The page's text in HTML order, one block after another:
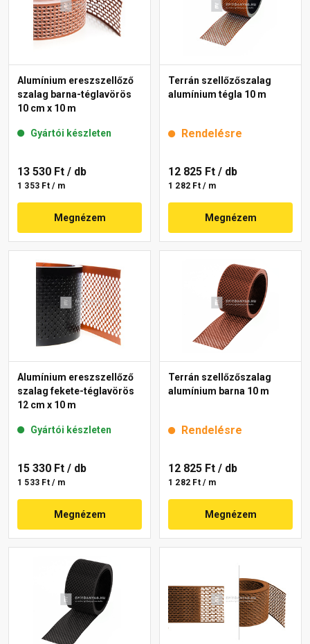
Alumínium ereszszellőző
szalag barna-téglavörös
10 cm x 10 m
Gyártói készleten
13 530 Ft / db
1 353 Ft / m
Megnézem
Terrán szellőzőszalag
alumínium tégla 10 m
Rendelésre
12 825 Ft / db
1 282 Ft / m
Megnézem
Alumínium ereszszellőző
szalag fekete-téglavörös
12 cm x 10 m
Gyártói készleten
15 330 Ft / db
1 533 Ft / m
Megnézem
Terrán szellőzőszalag
alumínium barna 10 m
Rendelésre
12 825 Ft / db
1 282 Ft / m
Megnézem